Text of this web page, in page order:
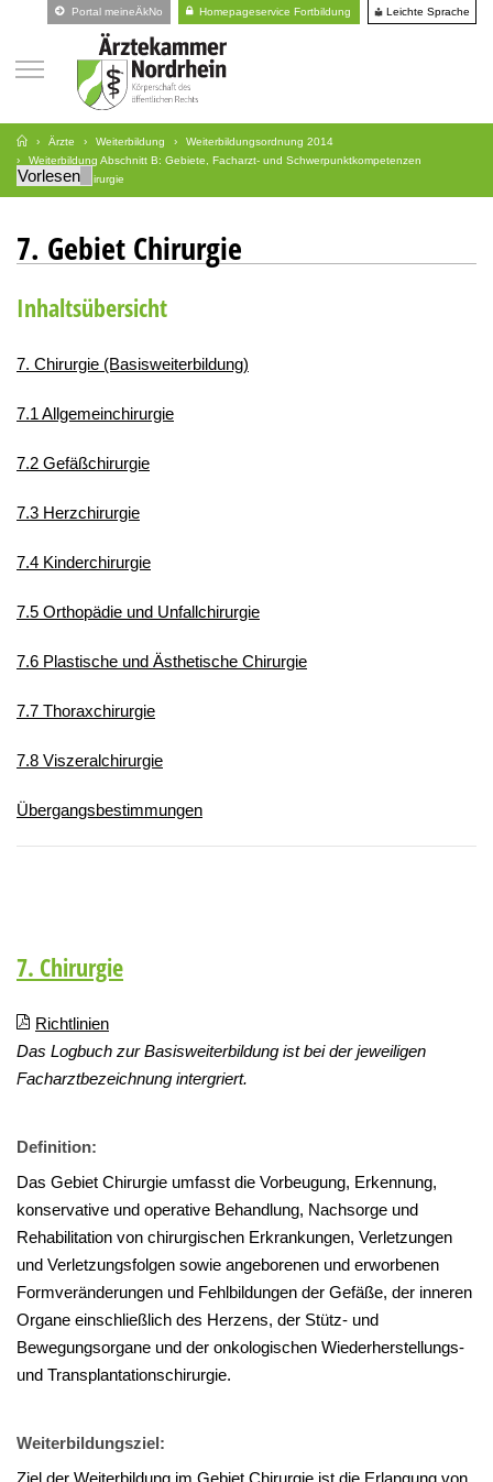
Portal meineÄkNo Homepageservice Fortbildung Leichte Sprache
Ärzte Weiterbildung
Weiterbildungsordnung 2014
Weiterbildung Abschnitt B: Gebiete, Facharzt- und Schwerpunktkompetenzen
7. Gebiet Chirurgie
Vorlesen
7. Gebiet Chirurgie
Inhaltsübersicht
7. Chirurgie (Basisweiterbildung)
7.1 Allgemeinchirurgie
7.2 Gefäßchirurgie
7.3 Herzchirurgie
7.4 Kinderchirurgie
7.5 Orthopädie und Unfallchirurgie
7.6 Plastische und Ästhetische Chirurgie
7.7 Thoraxchirurgie
7.8 Viszeralchirurgie
Übergangsbestimmungen
7. Chirurgie
Richtlinien
Das Logbuch zur Basisweiterbildung ist bei der jeweiligen
Facharztbezeichnung intergriert.
Definition:
Das Gebiet Chirurgie umfasst die Vorbeugung, Erkennung,
konservative und operative Behandlung, Nachsorge und
Rehabilitation von chirurgischen Erkrankungen, Verletzungen
und Verletzungsfolgen sowie angeborenen und erworbenen
Formveränderungen und Fehlbildungen der Gefäße, der inneren
Organe einschließlich des Herzens, der Stütz- und
Bewegungsorgane und der onkologischen Wiederherstellungs-
und Transplantationschirurgie.
Weiterbildungsziel:
Ziel der Weiterbildung im Gebiet Chirurgie ist die Erlangung von